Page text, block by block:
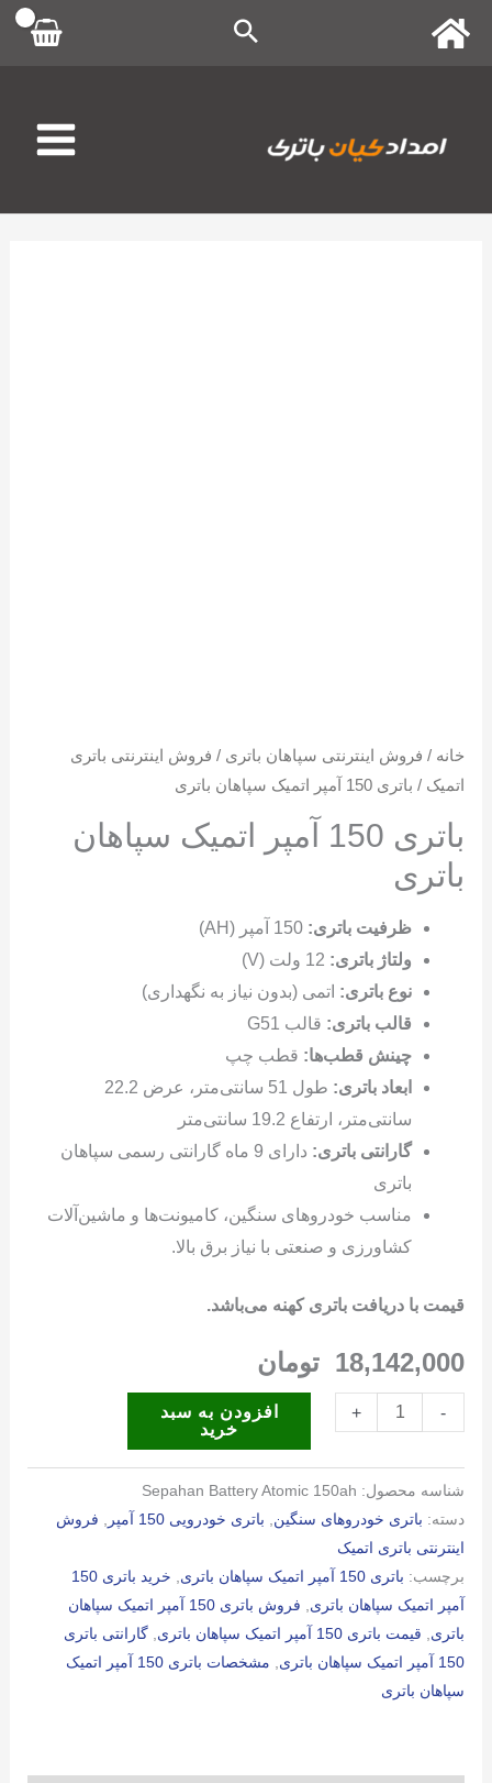
پرش
خانه / فروش اینترنتی سپاهان باتری / فروش اینترنتی باتری
اتمیک / باتری 150 آمپر اتمیک سپاهان باتری
باتری 150 آمپر اتمیک سپاهان
باتری
ظرفیت باتری:
ولتاژ باتری:
نوع باتری: اتمی (بدون نیاز به نگهداری)
قالب باتری: قالب G51
چینش قطب‌ها: قطب چپ
ابعاد باتری:
طول 51 سانتی‌متر، عرض 22.2
سانتی‌متر، ارتفاع 19.2 سانتی‌متر
گارانتی باتری:
دارای 9 ماه گارانتی رسمی سپاهان
باتری
مناسب خودروهای سنگین، کامیونت‌ها و ماشین‌آلات
کشاورزی و صنعتی با نیاز برق بالا.
قیمت با دریافت باتری کهنه می‌باشد.
18,142,000 تومان
-
آمپر
عدد
+
افزودن به سبد
خرید
شناسه محصول: Sepahan Battery Atomic 150ah
دسته: باتری خودروهای سنگین, باتری خودرویی 150 آمپر , فروش
اینترنتی باتری اتمیک
برچسب: باتری 150 آمپر اتمیک سپاهان باتری ,
خرید باتری 150
آمپر اتمیک سپاهان باتری,
فروش باتری 150 آمپر اتمیک سپاهان
باتری, قیمت باتری 150 آمپر اتمیک سپاهان باتری , گارانتی باتری
150 آمپر اتمیک سپاهان باتری
,
مشخصات باتری 150 آمپر اتمیک
سپاهان باتری